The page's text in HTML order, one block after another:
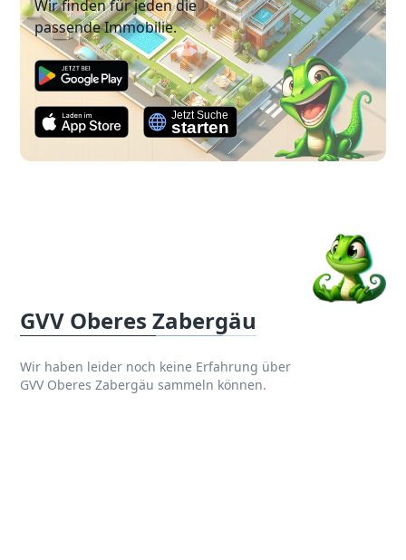
Wir finden für jeden die
passende Immobilie.
GVV Oberes Zabergäu
Wir haben leider noch keine Erfahrung über
GVV Oberes Zabergäu sammeln können.